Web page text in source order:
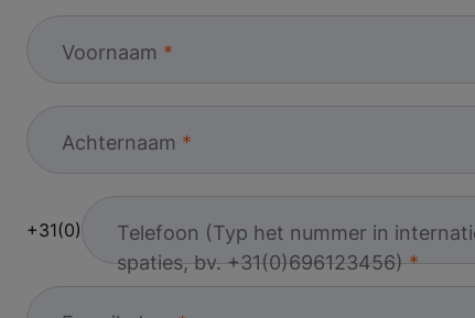
Voornaam
Achternaam
Telefoon (Typ het nummer in
spaties, bv. +31(0)696123456)
+31(0)